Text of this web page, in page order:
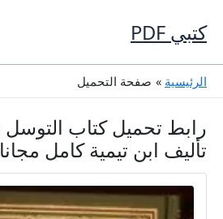
إلى
المحتوى
كتبي PDF
الرئيسية صفحة التحميل
تأليف ابن تيمية كامل مجانا